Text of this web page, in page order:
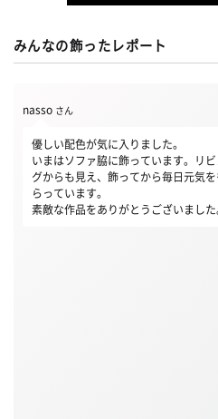
みんなの飾ったレポート
nasso さん
優しい配色が気に入りました。
いまはソファ脇に飾っています。リビ
グからも見え、飾ってから毎日元気を
らっています。
素敵な作品をありがとうございました